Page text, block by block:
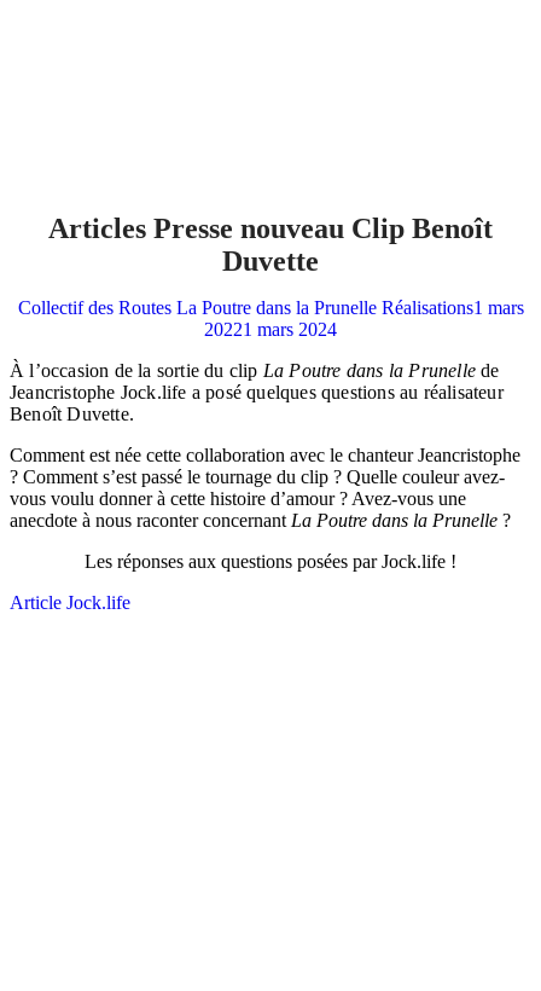
Articles Presse nouveau Clip Benoît
Duvette
Collectif des Routes La Poutre dans la Prunelle Réalisations1 mars
20221 mars 2024
À l’occasion de la sortie du clip La Poutre dans la Prunelle de
Jeancristophe Jock.life a posé quelques questions au réalisateur
Benoît Duvette.
Comment est née cette collaboration avec le chanteur Jeancristophe
? Comment s’est passé le tournage du clip ? Quelle couleur avez-
vous voulu donner à cette histoire d’amour ? Avez-vous une
anecdote à nous raconter concernant La Poutre dans la Prunelle ?
Les réponses aux questions posées par Jock.life !
Article Jock.life